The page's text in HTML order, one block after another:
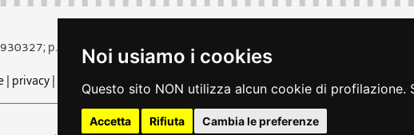
Noi usiamo i cookies
Questo sito NON utilizza alcun cookie di
Accetta Rifiuta Cambia le preferenze
p.iva 00526040324
piazza Unità d'Italia 1 Trieste
| privacy| cookie note legali | accessibilità rss dichiarazione di accessibilità